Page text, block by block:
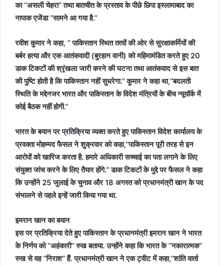
का ‘‘असली चेहरा’’ तथा बातचीत के प्रस्ताव के पीछे छिपा इस्लामाबाद का
नापाक एजेंडा ‘‘सामने आ गया है.’’
रवीश कुमार ने कहा, ‘‘ पाकिस्तान स्थित तत्वों की ओर से सुरक्षाकर्मियों की
बर्बर हत्या और एक आतंकवादी (बुरहान वानी) को महिमामंडित करते हुए 20
डाक टिकटों की श्रृंखला जारी करने की घटना तथा आतंकवाद से इस बात
की पुष्टि होती है कि पाकिस्तान नहीं सुधरेगा.’’ कुमार ने कहा था,‘‘बदलती
स्थिति के मद्देनजर भारत और पाकिस्तान के विदेश मंत्रियों के बीच न्‍यूयॉर्क में
कोई बैठक नहीं होगी.’’
भारत के बयान पर प्रतिक्रिया व्यक्त करते हुए पाकिस्तान विदेश कार्यालय के
प्रवक्ता मोहम्मद फैसल ने शुक्रवार को कहा,‘‘पाकिस्तान पूरी तरह से इन
आरोपों को खारिज करता है. हमारे अधिकारी सच्चाई का पता लगाने के लिए
संयुक्त जांच करने के लिए तैयार होंगे.’’ डाक टिकटों के मुद्दे पर फैसल ने कहा
कि उन्होंने 25 जुलाई के चुनाव और 18 अगस्त को प्रधानमंत्री खान के पद
संभालने से पहले इन्हें जारी किया गया था.
इमरान खान का बयान
इस पर प्रतिक्रिया देते हुए पाकिस्तान के प्रधानमंत्री इमरान खान ने भारत
के निर्णय को ‘‘अहंकारी’’ रुख बताया. उन्होंने कहा कि भारत के ‘‘नकारात्मक’’
रुख से वह ‘‘निराश’’ हैं. प्रधानमंत्री खान ने एक ट्वीट में कहा,‘‘शांति वार्ता